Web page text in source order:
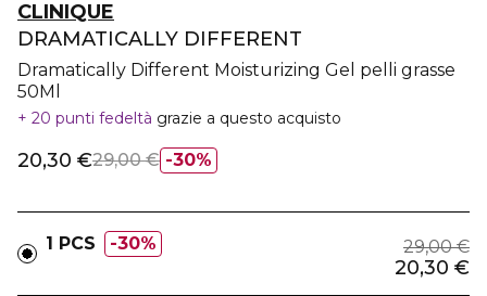
CLINIQUE
DRAMATICALLY DIFFERENT
Dramatically Different Moisturizing Gel pelli grasse
50Ml
20 punti fedeltà grazie a questo acquisto
30%
20,30 €29,00 €
1 PCS 30% 29,00 €
20,30 €